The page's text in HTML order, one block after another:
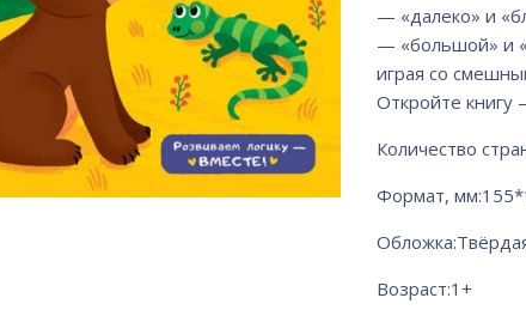
— «далеко» и
— «большой» и
играя со
Откройте книгу
Количество
Формат, мм:
Обложка:
Возраст:1+